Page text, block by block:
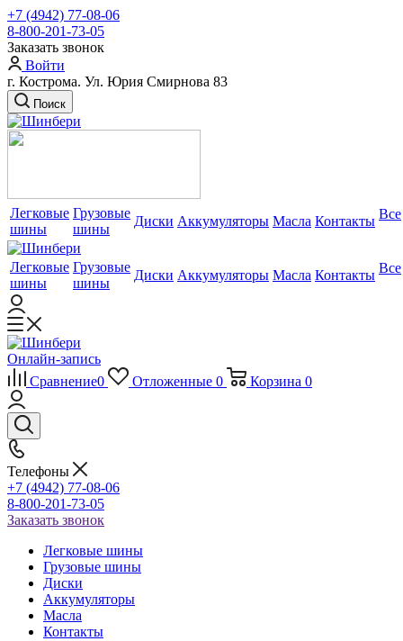
+7 (4942) 77-08-06
8-800-201-73-05
Заказать звонок
Войти
г. Кострома. Ул. Юрия Смирнова 83
Поиск
Легковые
шины
Грузовые
шины
Диски Аккумуляторы Масла Контакты Все
Легковые
шины
Грузовые
шины
Диски Аккумуляторы Масла Контакты Все
Онлайн-запись
Сравнение0 Отложенные 0 Корзина 0
Телефоны
+7 (4942) 77-08-06
8-800-201-73-05
Заказать звонок
Легковые шины
Грузовые шины
Диски
Аккумуляторы
Масла
Контакты